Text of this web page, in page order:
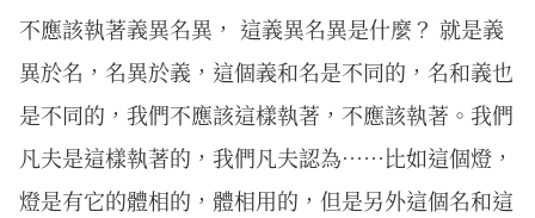
不應該執著義異名異， 這義異名異是什麼？ 就是義
異於名，名異於義，這個義和名是不同的，名和義也
是不同的，我們不應該這樣執著，不應該執著。我們
凡夫是這樣執著的，我們凡夫認為……比如這個燈，
燈是有它的體相的，體相用的，但是另外這個名和這